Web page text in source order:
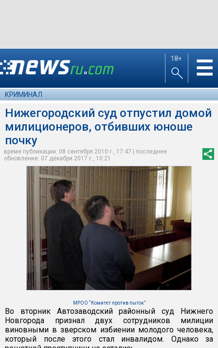
18+ ☰
КРИМИНАЛ
Нижегородский суд отпустил домой
милиционеров, отбивших юноше
почку
время публикации: 08 сентября 2010 г., 17:47 | последнее
обновление: 07 декабря 2017 г., 10:21
МРОО “Комитет против пыток”
Во вторник Автозаводский районный суд Нижнего
Новгорода признал двух сотрудников милиции
виновными в зверском избиении молодого человека,
который после этого стал инвалидом. Однако за